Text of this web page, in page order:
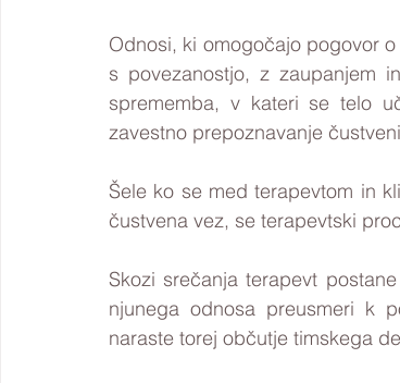
Odnosi, ki omogočajo pogovor
s povezanostjo, z zaupanjem
sprememba, v kateri se telo
zavestno prepoznavanje
Šele ko se med terapevtom in
čustvena vez, se terapevtski
Skozi srečanja terapevt
njunega odnosa preusmeri k
naraste torej občutje timskega